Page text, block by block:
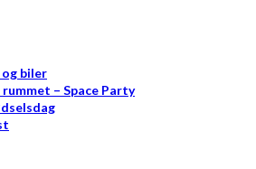
og biler
– Space Party